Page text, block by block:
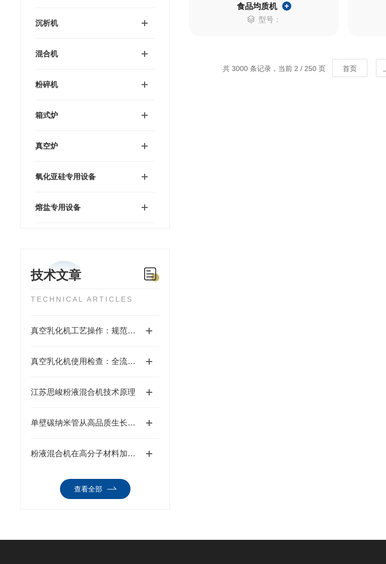
沉析机
混合机
粉碎机
箱式炉
真空炉
氧化亚硅专用设备
熔盐专用设备
技术文章
TECHNICAL ARTICLES
真空乳化机工艺操作：规范流程，解锁高效稳定生产密码
真空乳化机使用检查：全流程排查，筑牢生产安全与品质防线
江苏思峻粉液混合机技术原理
单壁碳纳米管从高品质生长到稳定制浆全流程解决方案
粉液混合机在高分子材料加工中的硬核实战表现
查看全部
食品均质机
型号：
共 3000 条记录，当前 2 / 250 页 首页